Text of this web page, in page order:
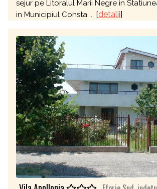
sejur pe Litoralul Marii Negre in
in Municipiul Consta ... [detalii]